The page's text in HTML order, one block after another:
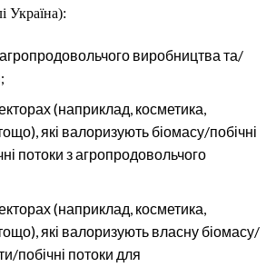
Україна):
виробництва та/
(наприклад, косметика,
які валоризують біомасу/побічні
потоки з агропродовольчого
(наприклад, косметика,
які валоризують власну біомасу/
побічні потоки для